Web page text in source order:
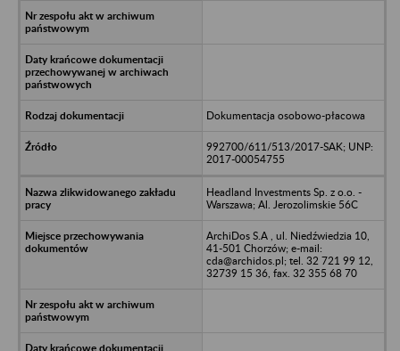
Dokumentacja osobowo-płacowa
992700/611/513/2017-SAK; UNP:
2017-00054755
Headland Investments Sp. z o.o. -
Warszawa; Al. Jerozolimskie 56C
ArchiDos S.A , ul. Niedźwiedzia 10,
41-501 Chorzów; e-mail:
cda@archidos.pl; tel. 32 721 99 12,
32739 15 36, fax. 32 355 68 70